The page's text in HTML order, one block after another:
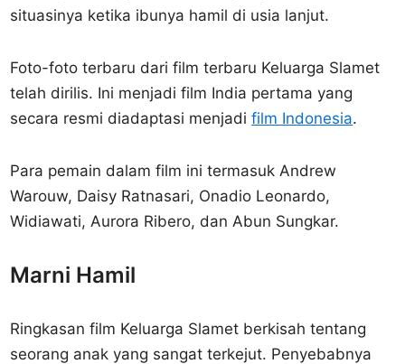
situasinya ketika ibunya hamil di usia lanjut.
Foto-foto terbaru dari film terbaru Keluarga Slamet
telah dirilis. Ini menjadi film India pertama yang
secara resmi diadaptasi menjadifilm Indonesia.
Para pemain dalam film ini termasuk Andrew
Warouw, Daisy Ratnasari, Onadio Leonardo,
Widiawati, Aurora Ribero, dan Abun Sungkar.
Marni Hamil
Ringkasan film Keluarga Slamet berkisah tentang
seorang anak yang sangat terkejut. Penyebabnya